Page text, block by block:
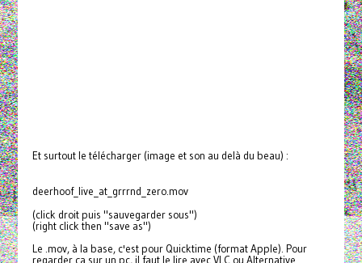
Et surtout le télécharger (image et son au delà du beau) :
deerhoof_live_at_grrrnd_zero.mov
(click droit puis "sauvegarder sous")
(right click then "save as")
Le .mov, à la base, c'est pour Quicktime (format Apple). Pour